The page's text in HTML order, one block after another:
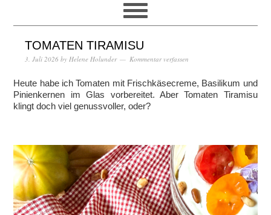
TOMATEN TIRAMISU
3. Juli 2026 by Helene Holunder Kommentar verfassen
Heute habe ich Tomaten mit Frischkäsecreme, Basilikum und
Pinienkernen im Glas vorbereitet. Aber Tomaten Tiramisu
klingt doch viel genussvoller, oder?